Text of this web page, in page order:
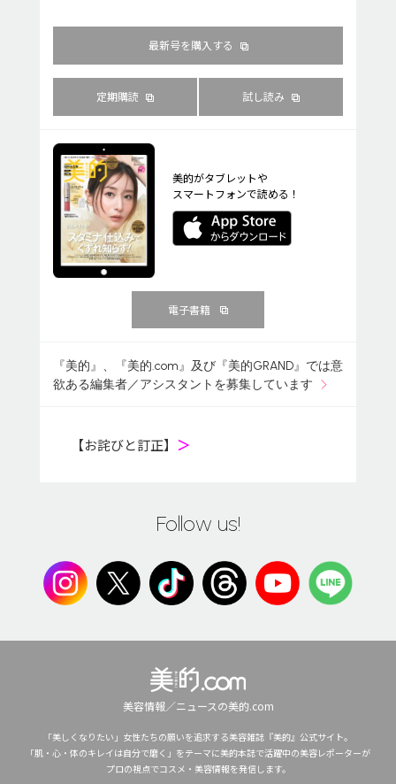
最新号を購入する
定期購読 試し読み
美的がタブレットや
スマートフォンで読める！
電子書籍
『美的』、『美的.com』及び『美的GRAND』では意
欲ある編集者／アシスタントを募集しています
【お詫びと訂正】 ＞
Follow us!
美容情報／ニュースの美的.com
「美しくなりたい」女性たちの願いを追求する美容雑誌『美的』公式サイト。
「肌・心・体のキレイは自分で磨く」をテーマに美的本誌で活躍中の美容レポーターが
プロの視点でコスメ・美容情報を発信します。